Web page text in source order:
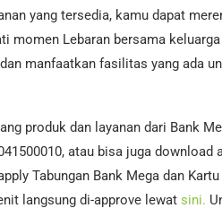
yang tersedia, kamu dapat
momen Lebaran bersama
manfaatkan fasilitas yang ada
produk dan layanan dari Bank
atau bisa juga
Tabungan Bank Mega dan
langsung di-approve lewat sini.